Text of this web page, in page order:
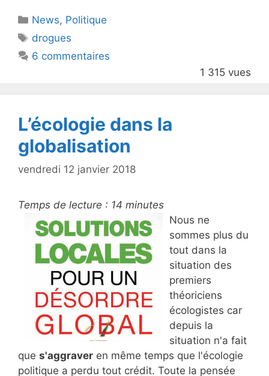
er e
b
o
Catégories
News, Politique
Étiquettes
drogues
6 commentaires
1 315 vues
L’écologie dans la
globalisation
vendredi 12 janvier 2018
Temps de lecture : 14 minutes
Nous ne
sommes plus du
tout dans la
situation des
premiers
théoriciens
écologistes car
depuis la
situation n'a fait
que s'aggraver en même temps que l'écologie
politique a perdu tout crédit. Toute la pensée